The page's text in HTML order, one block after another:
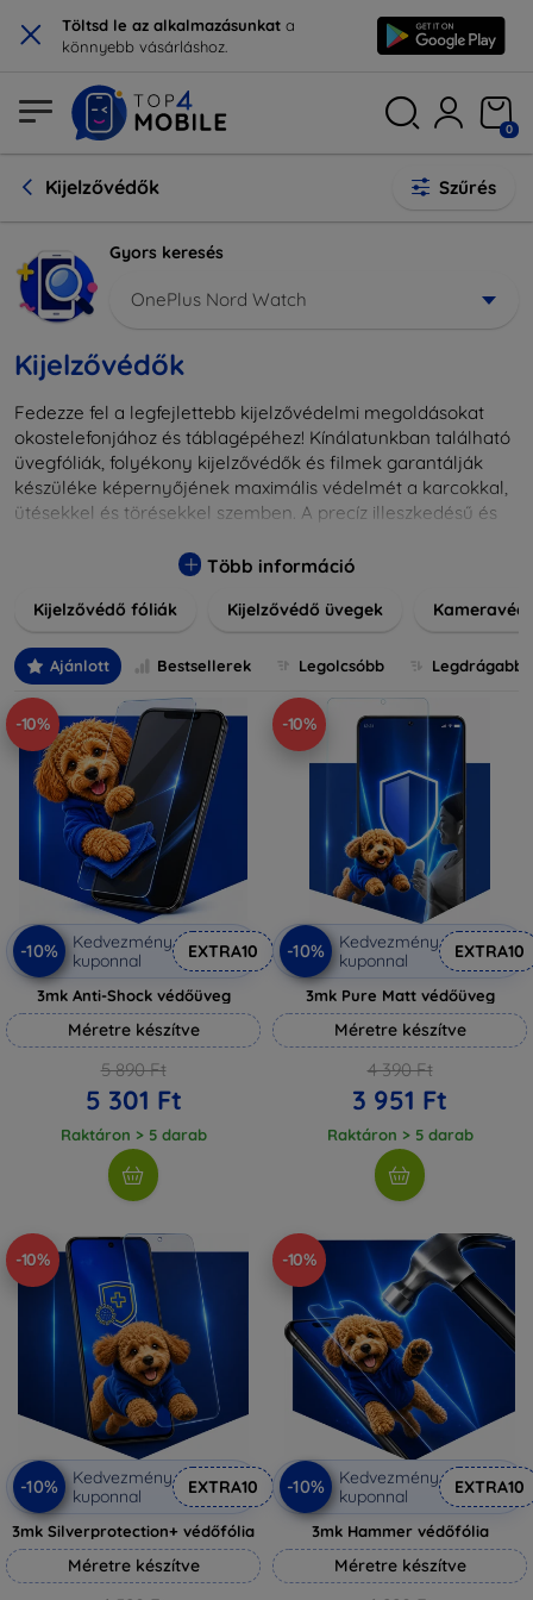
× Töltsd le az alkalmazásunkat a
könnyebb vásárláshoz.
0
Kijelzővédők Szűrés
Gyors keresés
OnePlus Nord Watch
Kijelzővédők
Fedezze fel a legfejlettebb kijelzővédelmi megoldásokat
okostelefonjához és táblagépéhez! Kínálatunkban található
üvegfóliák, folyékony kijelzővédők és filmek garantálják
készüléke képernyőjének maximális védelmét a karcokkal,
ütésekkel és törésekkel szemben. A precíz illeszkedésű és
hanem kristálytiszta képet is biztosítanak, megőrzi a
és stílusú kijelzővédőink közül, hogy a mindennapok során is
fedésről vagy íves kijelzővédelemről, a minőséget szem
előtt tartva kínálunk megoldásokat minden eszközre.
Több információ
Kijelzővédő fóliák Kijelzővédő üvegek
Ajánlott Bestsellerek Legolcsóbb Legdrágabb
-10%
-10%
Kedvezmény
kuponnal
EXTRA10
3mk Anti-Shock védőüveg
Méretre készítve
5 890 Ft
5 301 Ft
Raktáron > 5 darab
-10%
-10%
Kedvezmény
kuponnal
EXTRA10
3mk Pure Matt védőüveg
Méretre készítve
4 390 Ft
3 951 Ft
Raktáron > 5 darab
-10%
-10%
Kedvezmény
kuponnal
EXTRA10
3mk Silverprotection+ védőfólia
Méretre készítve
-10%
-10%
Kedvezmény
kuponnal
EXTRA10
3mk Hammer védőfólia
Méretre készítve